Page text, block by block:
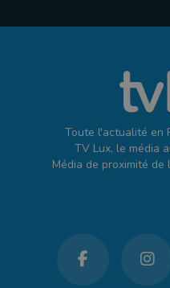
Toute l'actualité en
TV Lux, le média
Média de proximité de